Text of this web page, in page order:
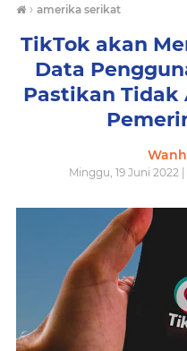
› amerika serikat
TikTok akan
Data
Pastikan Tidak
Minggu, 19 Juni 2022 |